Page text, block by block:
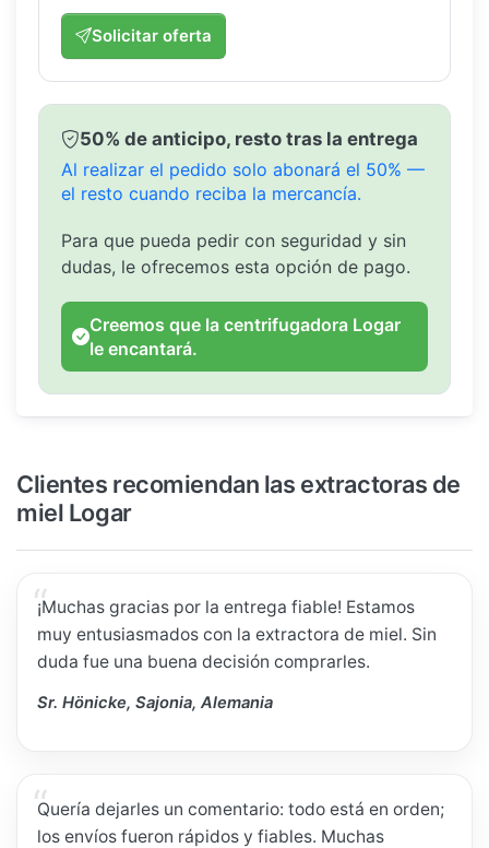
Solicitar oferta
50% de anticipo, resto tras la entrega
Al realizar el pedido solo abonará el 50% —
el resto cuando reciba la mercancía.
Para que pueda pedir con seguridad y sin
dudas, le ofrecemos esta opción de pago.
Creemos que la centrifugadora Logar
le encantará.
Clientes recomiendan las extractoras de
miel Logar
¡Muchas gracias por la entrega fiable! Estamos
muy entusiasmados con la extractora de miel. Sin
duda fue una buena decisión comprarles.
Sr. Hönicke, Sajonia, Alemania
Quería dejarles un comentario: todo está en orden;
los envíos fueron rápidos y fiables. Muchas